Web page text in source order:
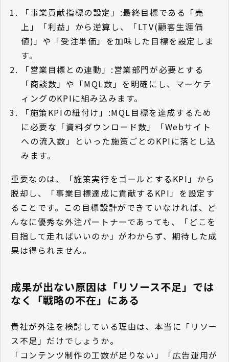
「事業貢献指標の設定」:最終目標である「売
上」「利益」から逆算し、「LTV(顧客生涯価
値)」や「受注単価」を加味した目標を設定しま
す。
「営業目標との連動」:営業部門が必要とする
「商談数」や「MQL数」を明確にし、マーケテ
ィングのKPIに組み込みます。
「施策KPIの紐付け」:MQL目標を達成するため
に必要な「資料ダウンロード数」「Webサイト
への流入数」といった施策ごとのKPIに落とし込
みます。
重要なのは、「施策実行をゴールとするKPI」から
脱却し、「事業目標達成に貢献するKPI」を設定す
ることです。この目標設計ができていなければ、ど
んなに優秀な外注パートナーであっても、「どこを
目指して走ればいいのか」がわからず、期待した成
果は得られません。
成果が出ない原因は「リソース不足」では
なく「戦略の不在」にある
貴社が外注を検討している理由は、本当に「リソー
ス不足」だけでしょうか。
「コンテンツ制作の工数が足りない」「広告運用が